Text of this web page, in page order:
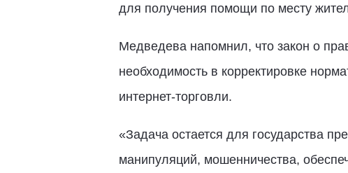
для получения помощи по месту
Медведева напомнил, что закон о
необходимость в корректировке
интернет-торговли.
«Задача остается для государства
манипуляций, мошенничества,